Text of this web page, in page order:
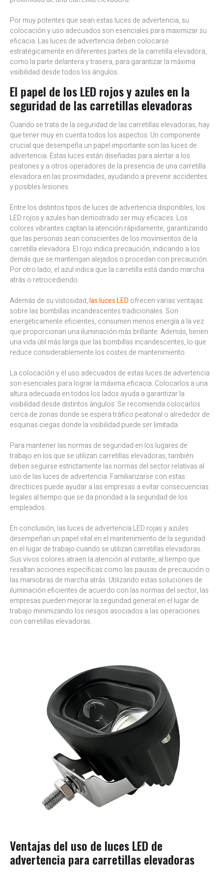
Por muy potentes que sean estas luces de advertencia, su
colocación y uso adecuados son esenciales para maximizar su
eficacia. Las luces de advertencia deben colocarse
estratégicamente en diferentes partes de la carretilla elevadora,
como la parte delantera y trasera, para garantizar la máxima
visibilidad desde todos los ángulos.
El papel de los LED rojos y azules en la
seguridad de las carretillas elevadoras
Cuando se trata de la seguridad de las carretillas elevadoras, hay
que tener muy en cuenta todos los aspectos. Un componente
crucial que desempeña un papel importante son las luces de
advertencia. Estas luces están diseñadas para alertar a los
peatones y a otros operadores de la presencia de una carretilla
elevadora en las proximidades, ayudando a prevenir accidentes
y posibles lesiones.
Entre los distintos tipos de luces de advertencia disponibles, los
LED rojos y azules han demostrado ser muy eficaces. Los
colores vibrantes captan la atención rápidamente, garantizando
que las personas sean conscientes de los movimientos de la
carretilla elevadora. El rojo indica precaución, indicando a los
demás que se mantengan alejados o procedan con precaución.
Por otro lado, el azul indica que la carretilla está dando marcha
atrás o retrocediendo.
Además de su vistosidad,las luces LED ofrecen varias ventajas
sobre las bombillas incandescentes tradicionales. Son
energéticamente eficientes, consumen menos energía a la vez
que proporcionan una iluminación más brillante. Además, tienen
una vida útil más larga que las bombillas incandescentes, lo que
reduce considerablemente los costes de mantenimiento.
La colocación y el uso adecuados de estas luces de advertencia
son esenciales para lograr la máxima eficacia. Colocarlos a una
altura adecuada en todos los lados ayuda a garantizar la
visibilidad desde distintos ángulos. Se recomienda colocarlos
cerca de zonas donde se espera tráfico peatonal o alrededor de
esquinas ciegas donde la visibilidad puede ser limitada.
Para mantener las normas de seguridad en los lugares de
trabajo en los que se utilizan carretillas elevadoras, también
deben seguirse estrictamente las normas del sector relativas al
uso de las luces de advertencia. Familiarizarse con estas
directrices puede ayudar a las empresas a evitar consecuencias
legales al tiempo que se da prioridad a la seguridad de los
empleados.
En conclusión, las luces de advertencia LED rojas y azules
desempeñan un papel vital en el mantenimiento de la seguridad
en el lugar de trabajo cuando se utilizan carretillas elevadoras.
Sus vivos colores atraen la atención al instante, al tiempo que
resaltan acciones específicas como las pausas de precaución o
las maniobras de marcha atrás. Utilizando estas soluciones de
iluminación eficientes de acuerdo con las normas del sector, las
empresas pueden mejorar la seguridad general en el lugar de
trabajo minimizando los riesgos asociados a las operaciones
con carretillas elevadoras.
Ventajas del uso de luces LED de
advertencia para carretillas elevadoras